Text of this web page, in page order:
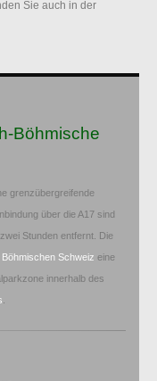
Sie auch in der
Böhmische
grenzübergreifende
über die A17 sind
Stunden entfernt. Die
Böhmischen Schweiz eine
innerhalb des